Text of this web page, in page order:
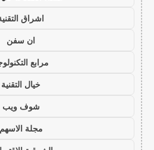
اشراق
ان سفن
مرابع
خيال التقنية
شوف ويب
مجلة الاسهم